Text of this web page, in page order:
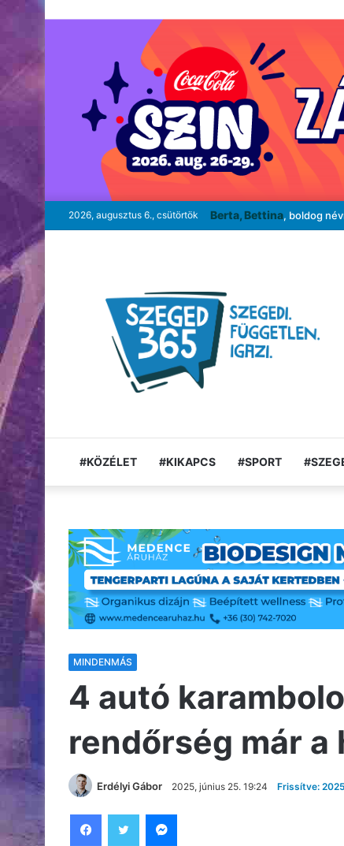
2026, augusztus 6., csütörtök Berta, Bettina, boldog
#KÖZÉLET #KIKAPCS #SPORT
MINDENMÁS
4 autó
rendőrség már a
Erdélyi Gábor 2025, június 25. 19:24 Frissítve: